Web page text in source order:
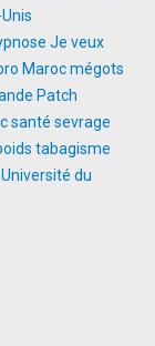
Je veux
Marocmégots
Patch
santé sevrage
tabagisme
Université du